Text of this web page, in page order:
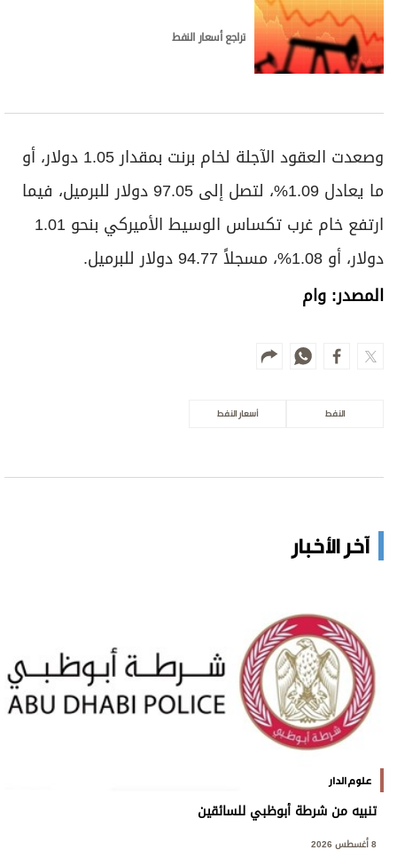
تراجع أسعار النفط
وصعدت العقود الآجلة لخام برنت بمقدار 1.05 دولار، أو
ما يعادل 1.09%، لتصل إلى 97.05 دولار للبرميل، فيما
ارتفع خام غرب تكساس الوسيط الأميركي بنحو 1.01
دولار، أو 1.08%، مسجلاً 94.77 دولار للبرميل.
المصدر: وام
النفط أسعار النفط
آخر الأخبار
علوم الدار
تنبيه من شرطة أبوظبي للسائقين
8 أغسطس 2026